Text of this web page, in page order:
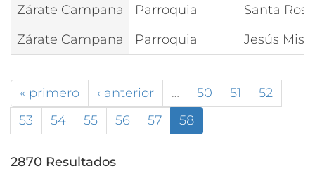
Zárate Campana
Parroquia
Santa
Zárate Campana
Parroquia Jesús
« primero ‹ anterior … 50 51
52
53
54 55 56 57 58
2870 Resultados